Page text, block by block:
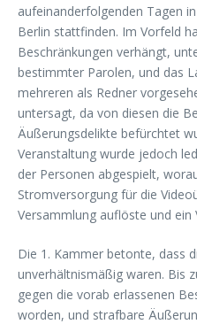
aufeinanderfolgenden Tagen
Berlin stattfinden. Im Vorfeld
Beschränkungen verhängt,
bestimmter Parolen, und das
mehreren als Redner
untersagt, da von diesen die
Äußerungsdelikte befürchtet
Veranstaltung wurde jedoch
der Personen abgespielt,
Stromversorgung für die
Versammlung auflöste und
Die 1. Kammer betonte, dass
unverhältnismäßig waren. Bis
gegen die vorab erlassenen
worden, und strafbare